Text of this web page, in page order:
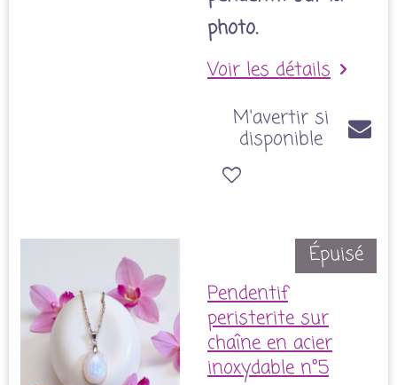
photo.
Voir les détails
M'avertir si
disponible
Épuisé
Pendentif
peristerite sur
chaîne en acier
inoxydable n°5